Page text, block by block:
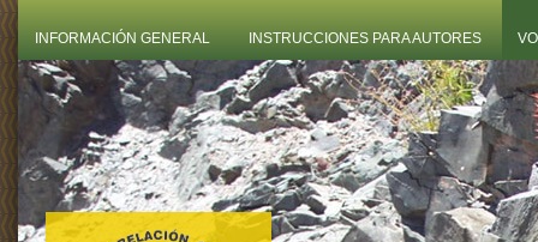
INFORMACIÓN GENERAL INSTRUCCIONES PARA AUTORES